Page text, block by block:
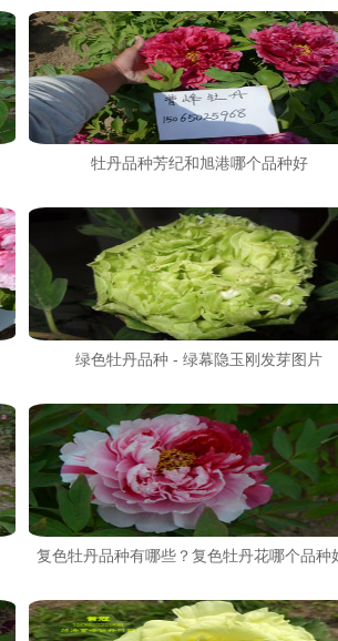
牡丹品种芳纪和旭港哪个品种好
绿色牡丹品种 - 绿幕隐玉刚发芽图片
复色牡丹品种有哪些？复色牡丹花哪个品种